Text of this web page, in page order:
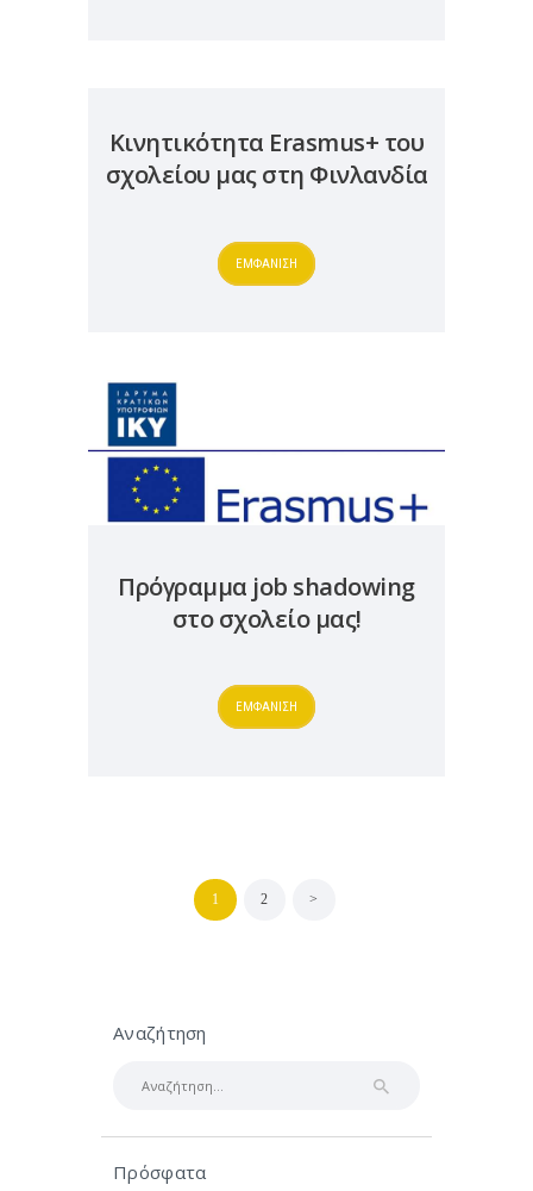
Κινητικότητα Erasmus+ του
σχολείου μας στη Φινλανδία
ΕΜΦΑΝΙΣΗ
Πρόγραμμα job shadowing
στο σχολείο μας!
ΕΜΦΑΝΙΣΗ
Σελιδοποίηση
PAGE
1 PAGE
2 >
Αναζήτηση
Πρόσφατα